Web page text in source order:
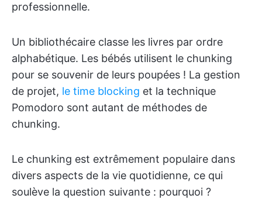
professionnelle.
Un bibliothécaire classe les livres par ordre
alphabétique. Les bébés utilisent le chunking
pour se souvenir de leurs poupées ! La gestion
de projet, le time blocking et la technique
Pomodoro sont autant de méthodes de
chunking.
Le chunking est extrêmement populaire dans
divers aspects de la vie quotidienne, ce qui
soulève la question suivante : pourquoi ?